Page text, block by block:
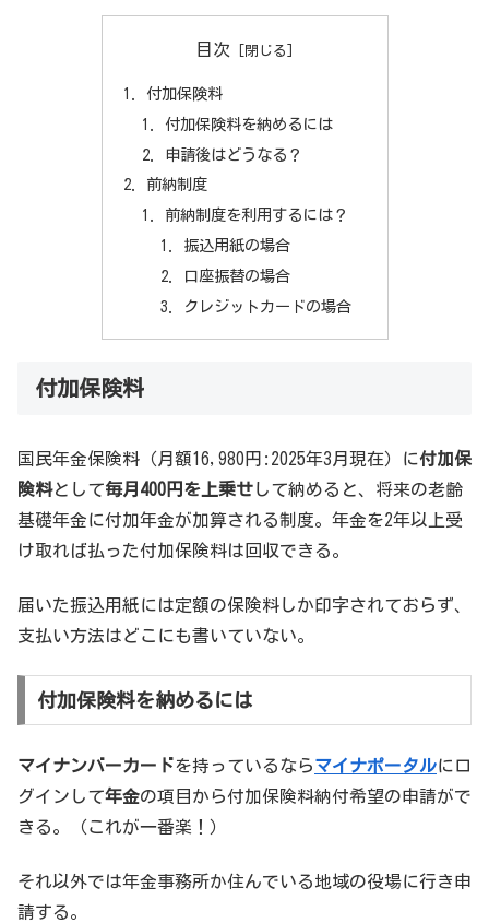
目次
付加保険料
付加保険料を納めるには
申請後はどうなる？
前納制度
前納制度を利用するには？
振込用紙の場合
口座振替の場合
クレジットカードの場合
付加保険料
国民年金保険料（月額16,980円:2025年3月現在）に付加保
険料として毎月400円を上乗せして納めると、将来の老齢
基礎年金に付加年金が加算される制度。年金を2年以上受
け取れば払った付加保険料は回収できる。
届いた振込用紙には定額の保険料しか印字されておらず、
支払い方法はどこにも書いていない。
付加保険料を納めるには
マイナンバーカードを持っているならマイナポータルにロ
グインして年金の項目から付加保険料納付希望の申請がで
きる。（これが一番楽！）
それ以外では年金事務所か住んでいる地域の役場に行き申
請する。